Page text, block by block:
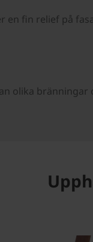
en fin relief på
olika bränningar